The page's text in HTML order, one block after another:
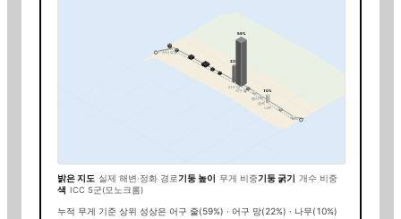
22%
59%
10%
스티 부표
어구 망
어구 줄
종이
금속
나무
밝은 지도 실제 해변·정화 경로기둥 높이 무게 비중기둥 굵기 개수 비중
색 ICC 5군(모노크롬)
누적 무게 기준 상위 성상은 어구 줄(59%) · 어구 망(22%) · 나무(10%)